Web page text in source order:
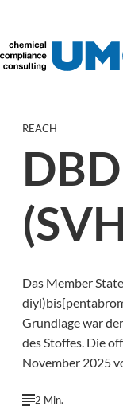
REACH
Das Member
Grundlage war
des Stoffes. Die
November 2025
2 Min.